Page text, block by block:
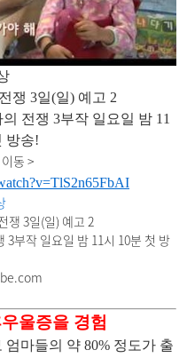
쟁 3일(일) 예고 2
전쟁 3부작 일요일 밤 11
방송!
동 >
쟁 3일(일) 예고 2
3부작 일요일 밤 11시 10분 첫 방
울증을 경험
마들의 약 80% 정도가 출